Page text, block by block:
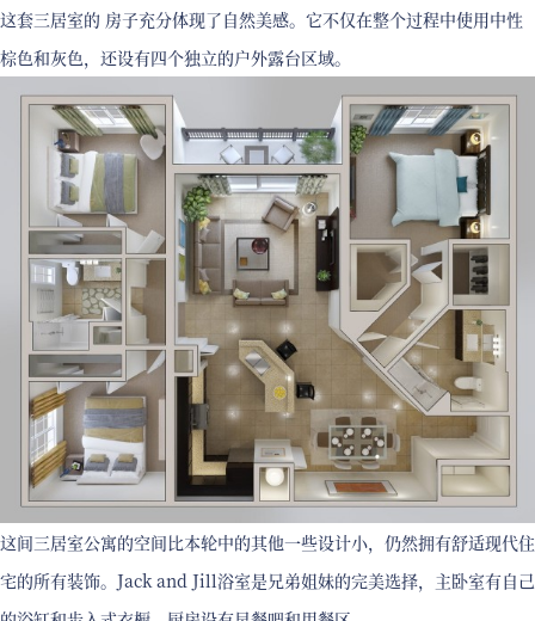
这套三居室的 房子充分体现了自然美感。它不仅在整个过程中使用中性
棕色和灰色，还设有四个独立的户外露台区域。
这间三居室公寓的空间比本轮中的其他一些设计小，仍然拥有舒适现代住
宅的所有装饰。Jack and Jill浴室是兄弟姐妹的完美选择，主卧室有自己